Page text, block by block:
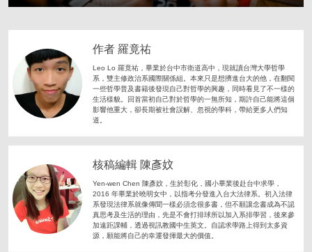
作者 羅竟祐
Leo Lo 羅竟祐，畢業於台中市衛道高中，現就讀台灣大學哲學
系，雙主修政治系國際關係組。本來只是想擠進台大的他，在翻閱
一些哲學普及書籍後發現自己對哲學的興趣，同時看見了不一樣的
生活樣貌。回首當初自己對於哲學的一無所知，期許自己能將這個
影響他重大，卻長期被社會誤解、忽視的學科，帶給更多人們知
道。
核稿編輯 陳彥妏
Yen-wen Chen 陳彥妏，生於彰化，國小畢業後赴台中求學，
2016 年畢業於曉明女中，以指考分發進入台大法律系。初入法律
系發現法律系就像傳聞一樣必須念很多書，但不願讓念書成為不認
真思考及生活的理由，先是不會打排球所以加入系排學習，後來參
加遠距課輔，透過視訊教國中生英文。自認求學路上得到太多資
源，願能將自己的幸運發揮最大的價值。